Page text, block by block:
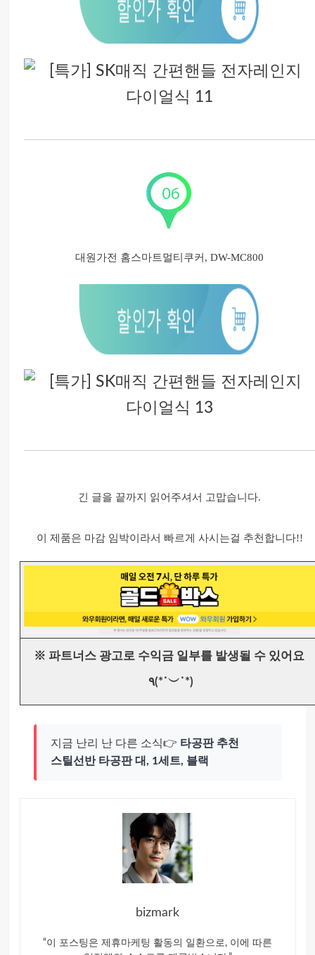
대원가전 홈스마트멀티쿠커, DW-MC800
긴 글을 끝까지 읽어주셔서 고맙습니다.
이 제품은 마감 임박이라서 빠르게 사시는걸 추천합니다!!
※ 파트너스 광고로 수익금 일부를 발생될 수 있어요
٩(*˙︶˙*)
지금 난리 난 다른 소식👉 타공판 추천
스틸선반 타공판 대, 1세트, 블랙
bizmark
“이 포스팅은 제휴마케팅 활동의 일환으로, 이에 따른